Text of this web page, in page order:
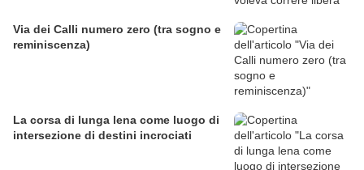
Via dei Calli numero zero (tra sogno e
reminiscenza)
La corsa di lunga lena come luogo di
intersezione di destini incrociati